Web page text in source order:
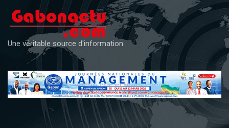
content
Une véritable source d'information